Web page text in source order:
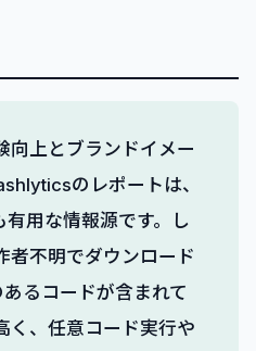
向上とブランドイメー
のレポートは、
有用な情報源です。し
者不明でダウンロード
るコードが含まれて
く、任意コード実行や